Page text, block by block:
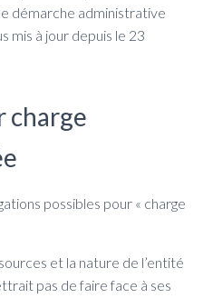
démarche administrative
mis à jour depuis le 23
charge
possibles pour « charge
et la nature de l’entité
pas de faire face à ses